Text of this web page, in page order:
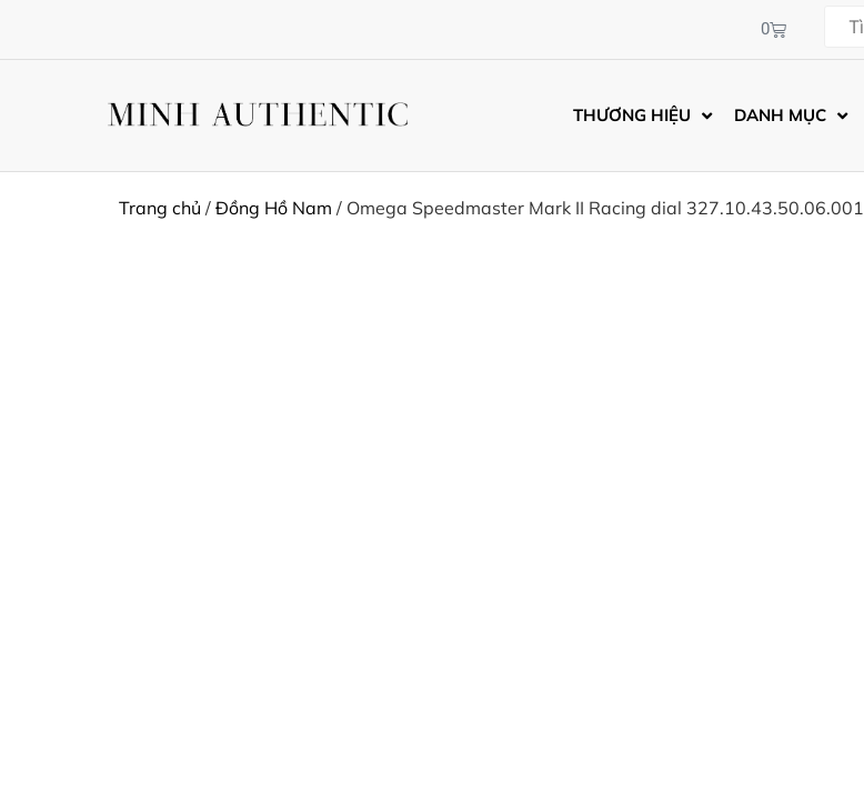
0
THƯƠNG HIỆU DANH MỤC
Trang chủ / Đồng Hồ Nam / Omega Speedmaster Mark II Racing dial 327.10.43.50.06.001